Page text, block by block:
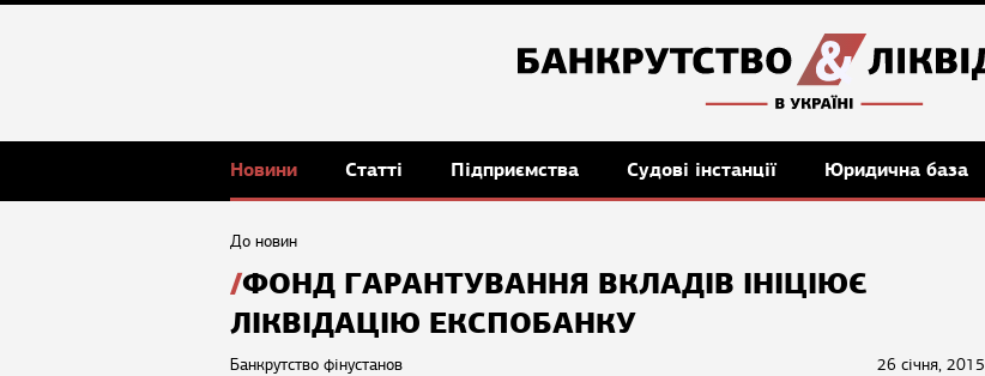
Новини Статті Підприємства Судові інстанції Юридична база
До новин
ФОНД ГАРАНТУВАННЯ ВКЛАДІВ ІНІЦІЮЄ
ЛІКВІДАЦІЮ ЕКСПОБАНКУ
26 січня, 2015
Банкрутство фінустанов